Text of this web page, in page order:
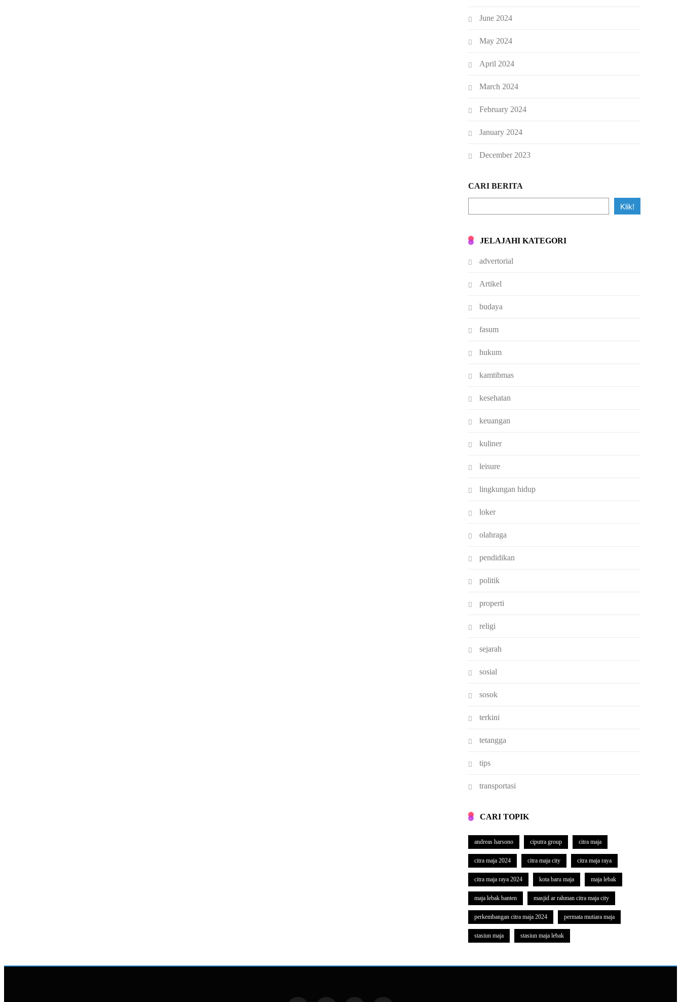
June 2024
May 2024
April 2024
March 2024
February 2024
January 2024
December 2023
CARI BERITA
Klik!
JELAJAHI KATEGORI
advertorial
Artikel
budaya
fasum
hukum
kamtibmas
kesehatan
keuangan
kuliner
leisure
lingkungan hidup
loker
olahraga
pendidikan
politik
properti
religi
sejarah
sosial
sosok
terkini
tetangga
tips
transportasi
CARI TOPIK
andreas harsono ciputra group citra maja
citra maja 2024 citra maja city citra maja raya
citra maja raya 2024 kota baru maja maja lebak
maja lebak banten masjid ar rahman citra maja city
perkembangan citra maja 2024 permata mutiara maja
stasiun maja stasiun maja lebak